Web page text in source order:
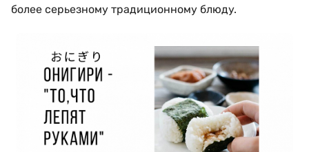
более серьезному традиционному блюду.